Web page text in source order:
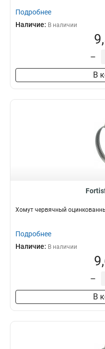
Подробнее
Наличие: В наличии
–
В
Хомут червячный
Подробнее
Наличие: В наличии
–
В